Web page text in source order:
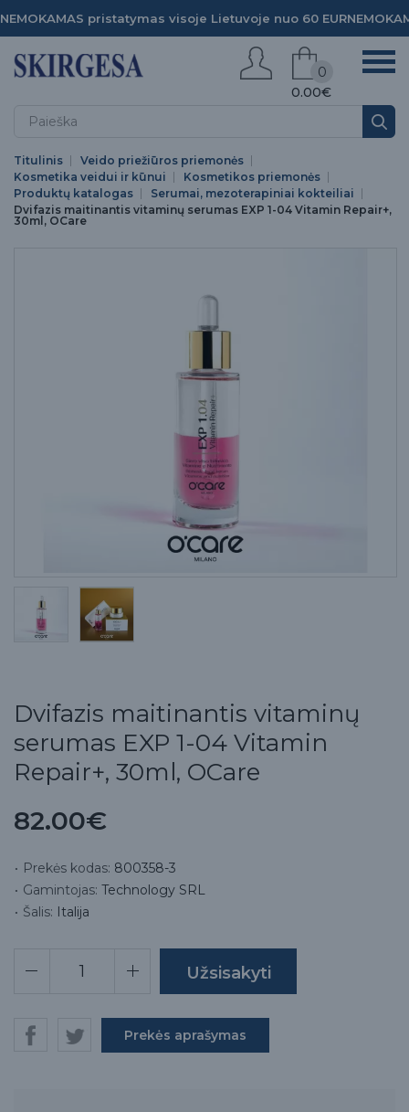
NEMOKAMAS pristatymas visoje Lietuvoje nuo 60 EUR
0.00€
0
Titulinis
Veido priežiūros priemonės
Kosmetika veidui ir kūnui
Kosmetikos priemonės
Produktų katalogas
Serumai, mezoterapiniai kokteiliai
Dvifazis maitinantis vitaminų serumas EXP 1-04 Vitamin Repair+,
30ml, OCare
Dvifazis maitinantis vitaminų
serumas EXP 1-04 Vitamin
Repair+, 30ml, OCare
82.00€
Prekės kodas: 800358-3
Gamintojas: Technology SRL
Šalis: Italija
Prekės aprašymas